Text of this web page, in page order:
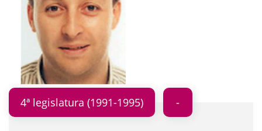
4ª legislatura (1991-1995)